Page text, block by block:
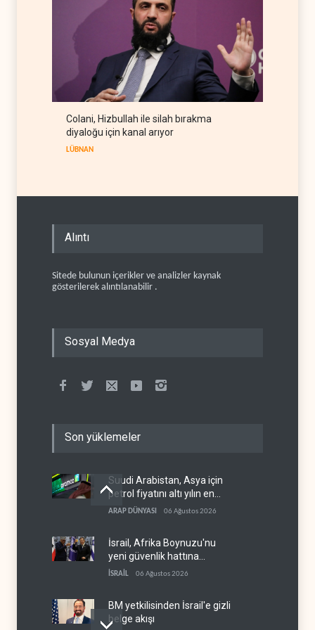
Colani, Hizbullah ile silah bırakma
diyaloğu için kanal arıyor
LÜBNAN
Alıntı
Sitede bulunun içerikler ve analizler kaynak
gösterilerek alıntılanabilir .
Sosyal Medya
Son yüklemeler
Suudi Arabistan, Asya için
petrol fiyatını altı yılın en
düşüğüne indirdi
ARAP DÜNYASI 06 Ağustos 2026
İsrail, Afrika Boynuzu'nu
yeni güvenlik hattına
dönüştürüyor
İSRAİL 06 Ağustos 2026
BM yetkilisinden İsrail'e gizli
belge akışı